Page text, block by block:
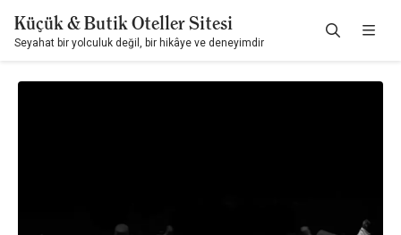
Küçük & Butik Oteller Sitesi
Seyahat bir yolculuk değil, bir hikâye ve deneyimdir